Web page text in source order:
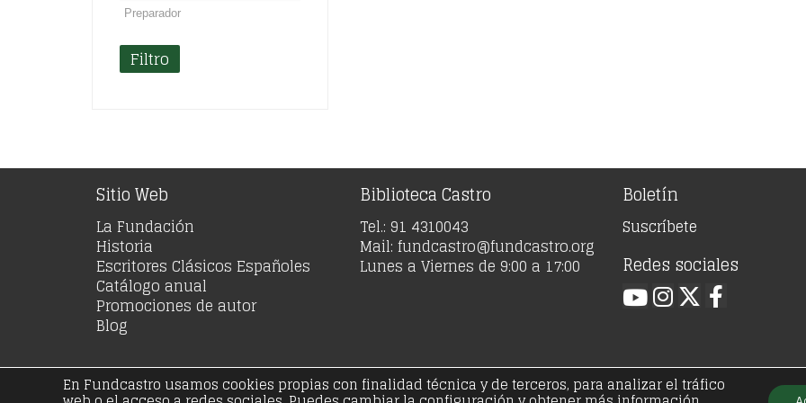
Filtro
Sitio Web
La Fundación
Historia
Escritores Clásicos Españoles
Catálogo anual
Promociones de autor
Blog
Biblioteca Castro
Tel.: 91 4310043
Mail: fundcastro@fundcastro.org
Lunes a Viernes de 9:00 a 17:00
Boletín
Suscríbete
Redes sociales
© Copyright 2021 - Fundación José Antonio de Castro - Todos los
En Fundcastro usamos cookies propias con finalidad técnica y de terceros, para analizar el tráfico